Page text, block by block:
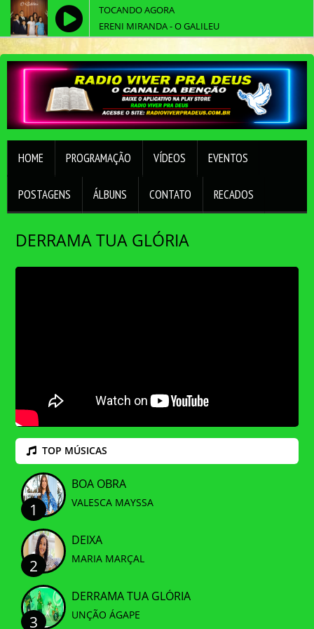
TOCANDO AGORA
ERENI MIRANDA - O GALILEU
HOME PROGRAMAÇÃO VÍDEOS EVENTOS
POSTAGENS ÁLBUNS CONTATO RECADOS
DERRAMA TUA GLÓRIA
TOP MÚSICAS
1
BOA OBRA
VALESCA MAYSSA
2
DEIXA
MARIA MARÇAL
3
DERRAMA TUA GLÓRIA
UNÇÃO ÁGAPE